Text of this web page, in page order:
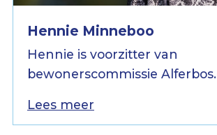
Hennie Minneboo
Hennie is voorzitter van
bewonerscommissie Alferbos.
Lees meer